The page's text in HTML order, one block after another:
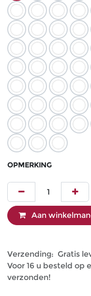
OPMERKING
Aan
Verzending: Gratis
Voor 16 u besteld op
verzonden!